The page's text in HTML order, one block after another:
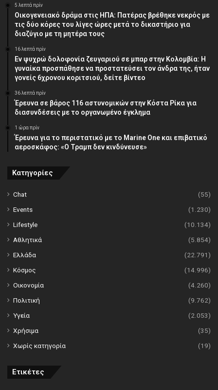
5 λεπτά πρίν
Οικογενειακό δράμα στις ΗΠΑ: Πατέρας βρέθηκε νεκρός με
τις δύο κόρες του λίγες ώρες μετά το δικαστήριο για
διαζύγιο με τη μητέρα τους
16 λεπτά πρίν
Εν ψυχρώ δολοφονία ζευγαριού σε μπαρ στην Κολομβία: Η
γυναίκα προσπάθησε να προστατεύσει τον άνδρα της, ήταν
γονείς 6χρονου κοριτσιού, δείτε βίντεο
36 λεπτά πρίν
Έρευνα σε βάρος 116 αστυνομικών στην Κόστα Ρίκα για
διασυνδέσεις με το οργανωμένο έγκλημα
1 ώρα πρίν
Έρευνα για το περιστατικό με το Marine One και επιβατικό
αεροσκάφος: «Ο Τραμπ δεν κινδύνευσε»
Κατηγορίες
Chat
(55)
Events
(1.230)
Lifestyle
(10.134)
Αθλητικά
(5.854)
Ελλάδα
(22.791)
Κόσμος
(14.996)
Οικονομία
(4.260)
Πολιτική
(9.762)
Υγεία
(2.053)
Χρήσιμα
(35)
Χωρίς κατηγορία
(19)
Ετικέτες